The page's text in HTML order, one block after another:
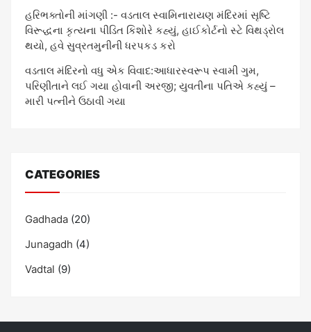
હરિભક્તોની માંગણી :- વડતાલ સ્વામિનારાયણ મંદિરમાં સૃષ્ટિ
વિરૂદ્ધના કૃત્યના પીડિત કિશોરે કહ્યું, હાઈકોર્ટનો સ્ટે વિથડ્રોલ
થયો, હવે સુવ્રતમુનીની ધરપકડ કરો
વડતાલ મંદિરનો વધુ એક વિવાદ:આધારસ્વરૂપ સ્વામી ગુમ,
પરિણીતાને લઈ ગયા હોવાની અરજી; યુવતીના પતિએ કહ્યું –
મારી પત્નીને ઉઠાવી ગયા
CATEGORIES
Gadhada (20)
Junagadh (4)
Vadtal (9)